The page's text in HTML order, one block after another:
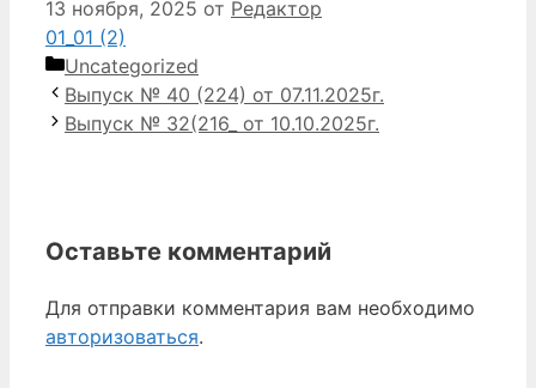
13 ноября, 2025 от Редактор
01_01 (2)
Рубрики
Uncategorized
Выпуск № 40 (224) от 07.11.2025г.
Выпуск № 32(216_ от 10.10.2025г.
Оставьте комментарий
Для отправки комментария вам необходимо
авторизоваться.